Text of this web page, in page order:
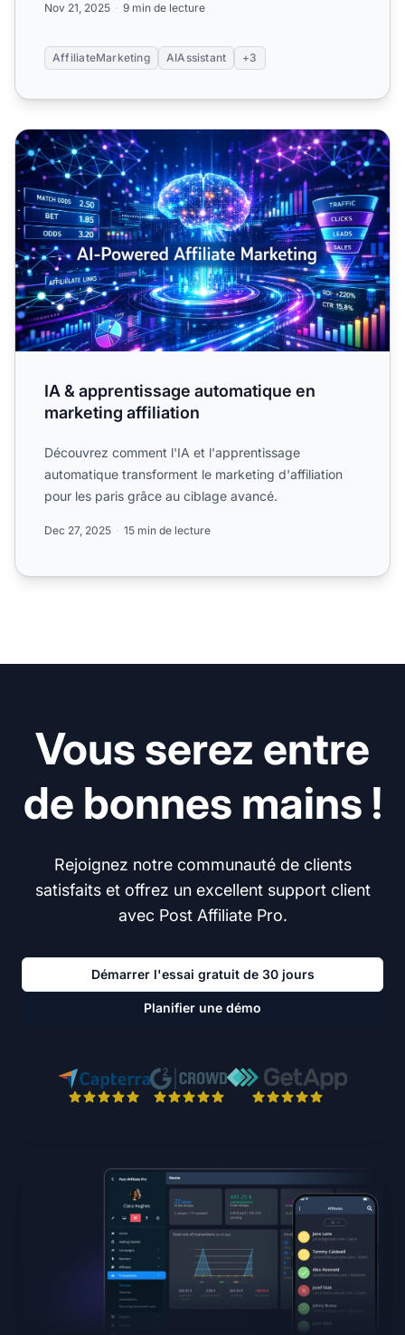
Nov 21, 2025 9 min de lecture
AffiliateMarketing AIAssistant +3
IA & apprentissage automatique en marketing affiliation
IA & apprentissage automatique en
marketing affiliation
Découvrez comment l'IA et l'apprentissage
automatique transforment le marketing d'affiliation
pour les paris grâce au ciblage avancé.
Dec 27, 2025 15 min de lecture
Vous serez entre
de bonnes mains !
Rejoignez notre communauté de clients
satisfaits et offrez un excellent support client
avec Post Affiliate Pro.
Démarrer l'essai gratuit de 30 jours
Planifier une démo